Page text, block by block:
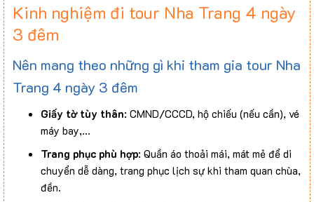
Kinh nghiệm đi tour Nha Trang 4 ngày
3 đêm
Nên mang theo những gì khi tham gia tour Nha
Trang 4 ngày 3 đêm
Giấy tờ tùy thân: CMND/CCCD, hộ chiếu (nếu cần), vé
máy bay,…
Trang phục phù hợp: Quần áo thoải mái, mát mẻ để di
chuyển dễ dàng, trang phục lịch sự khi tham quan chùa,
đền.